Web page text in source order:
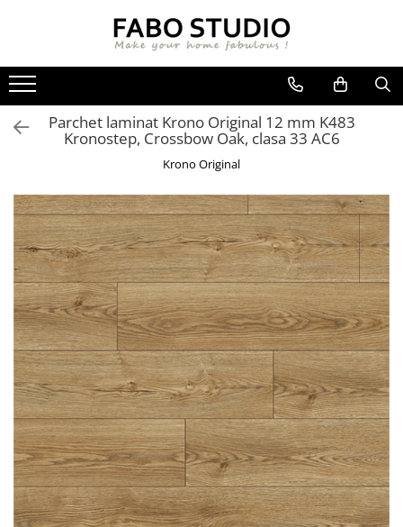
GRESIE INTERIOR
GRESIE EXTERIOR
GRESIE EXTERIOR 2 CM
GRESIE XXL - LASTRE
TREPTE DIN GRESIE
FAIANTA
PIESE DECORATIVE
CANAPELE
CUIERE
CONSOLE
Parchet laminat Krono Original 12 mm K483
Kronostep, Crossbow Oak, clasa 33 AC6
Krono Original